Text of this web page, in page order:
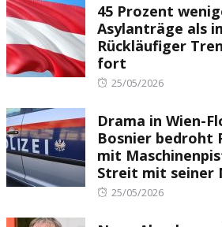
45 Prozent
Asylanträge als
Rückläufiger
fort
Posted
25/05/2026
Drama in Wien-
Bosnier bedroht
mit
Streit mit seiner
Posted
25/05/2026